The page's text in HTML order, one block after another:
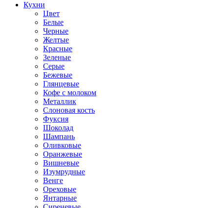
Кухни
Цвет
Белые
Черные
Желтые
Красные
Зеленые
Серые
Бежевые
Глянцевые
Кофе с молоком
Металлик
Слоновая кость
Фуксия
Шоколад
Шампань
Оливковые
Оранжевые
Вишневые
Изумрудные
Венге
Ореховые
Янтарные